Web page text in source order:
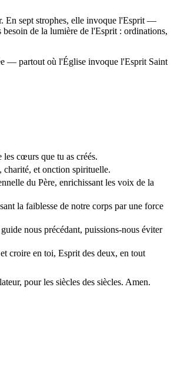
En sept strophes, elle invoque l'Esprit —
de la lumière de l'Esprit : ordinations,
— partout où l'Église invoque l'Esprit Saint
les cœurs que tu as créés.
charité, et onction spirituelle.
du Père, enrichissant les voix de la
la faiblesse de notre corps par une force
nous précédant, puissions-nous éviter
croire en toi, Esprit des deux, en tout
pour les siècles des siècles. Amen.